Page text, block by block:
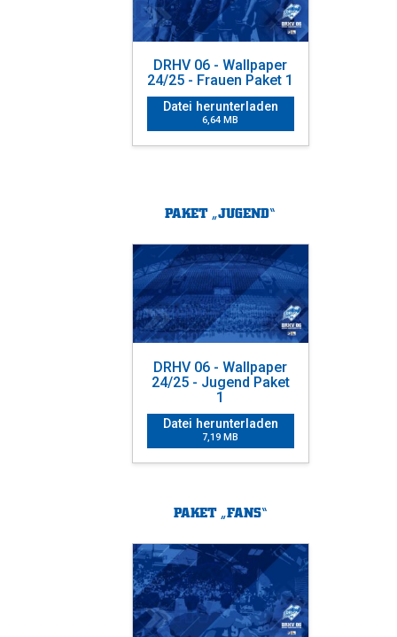
DRHV 06 - Wallpaper
24/25 - Frauen Paket 1
Datei herunterladen
6,64 MB
PAKET „JUGEND“
DRHV 06 - Wallpaper
24/25 - Jugend Paket
1
Datei herunterladen
7,19 MB
PAKET „FANS“